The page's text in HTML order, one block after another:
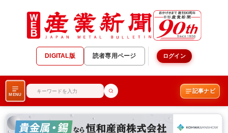
DIGITAL版 読者専用ページ ログイン
MENU
記事ナビ